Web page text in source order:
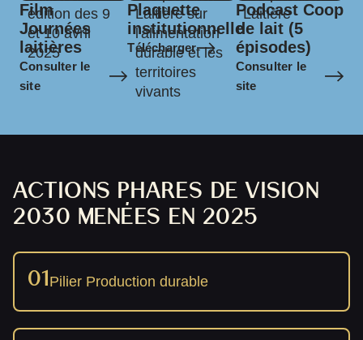
Film
Journées
laitières
Consulter le
site
Plaquette
institutionnelle
Télécharger
Podcast Coop
de lait (5
épisodes)
Consulter le
site
ACTIONS PHARES DE VISION
2030 MENÉES EN 2025
01Pilier Production durable